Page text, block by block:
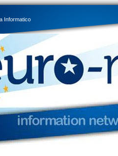
Informatico